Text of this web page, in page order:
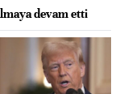
devam etti